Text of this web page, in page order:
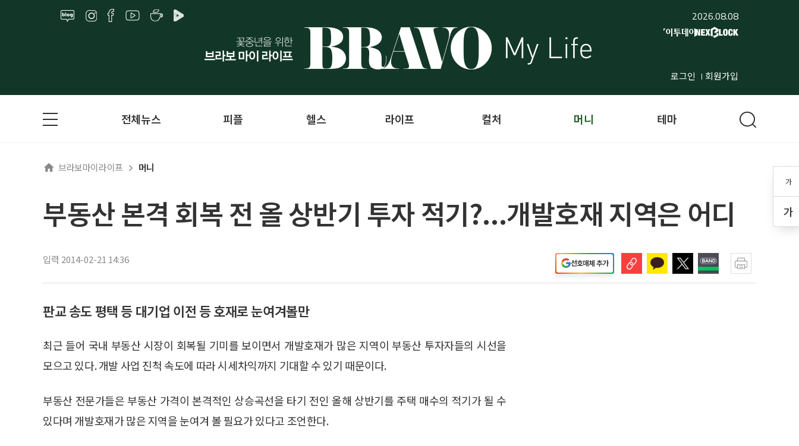
2026.08.08
로그인 회원가입
가
가
전체뉴스 피플 헬스 라이프 컬처 머니 테마
브라보마이라이프 머니
부동산 본격 회복 전 올 상반기 투자 적기?...개발호재 지역은 어디
입력 2014-02-21 14:36 선호매체 추가
판교 송도 평택 등 대기업 이전 등 호재로 눈여겨볼만
최근 들어 국내 부동산 시장이 회복될 기미를 보이면서 개발호재가 많은 지역이 부동산 투자자들의 시선을
모으고 있다. 개발 사업 진척 속도에 따라 시세차익까지 기대할 수 있기 때문이다.
부동산 전문가들은 부동산 가격이 본격적인 상승곡선을 타기 전인 올해 상반기를 주택 매수의 적기가 될 수
있다며 개발호재가 많은 지역을 눈여겨 볼 필요가 있다고 조언한다.